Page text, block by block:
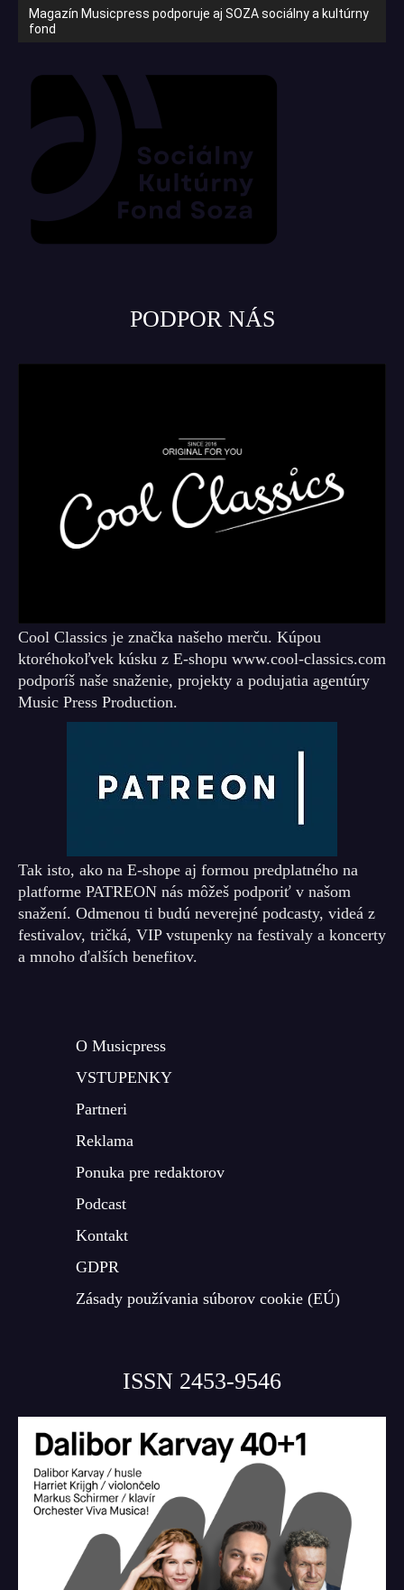
Magazín Musicpress podporuje aj SOZA sociálny a kultúrny
fond
PODPOR NÁS
Cool Classics je značka našeho merču. Kúpou
ktoréhokoľvek kúsku z E-shopu www.cool-classics.com
podporíš naše snaženie, projekty a podujatia agentúry
Music Press Production.
Tak isto, ako na E-shope aj formou predplatného na
platforme PATREON nás môžeš podporiť v našom
snažení. Odmenou ti budú neverejné podcasty, videá z
festivalov, tričká, VIP vstupenky na festivaly a koncerty
a mnoho ďalších benefitov.
O Musicpress
VSTUPENKY
Partneri
Reklama
Ponuka pre redaktorov
Podcast
Kontakt
GDPR
Zásady používania súborov cookie (EÚ)
ISSN 2453-9546